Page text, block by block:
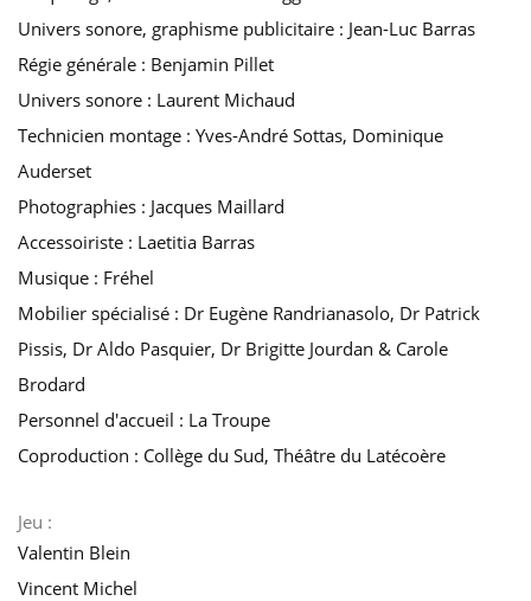
Univers sonore, graphisme publicitaire : Jean-Luc Barras
Régie générale : Benjamin Pillet
Univers sonore : Laurent Michaud
Technicien montage : Yves-André Sottas, Dominique
Auderset
Photographies : Jacques Maillard
Accessoiriste : Laetitia Barras
Musique : Fréhel
Mobilier spécialisé : Dr Eugène Randrianasolo, Dr Patrick
Pissis, Dr Aldo Pasquier, Dr Brigitte Jourdan & Carole
Brodard
Personnel d'accueil : La Troupe
Coproduction : Collège du Sud, Théâtre du Latécoère
Jeu :
Valentin Blein
Vincent Michel